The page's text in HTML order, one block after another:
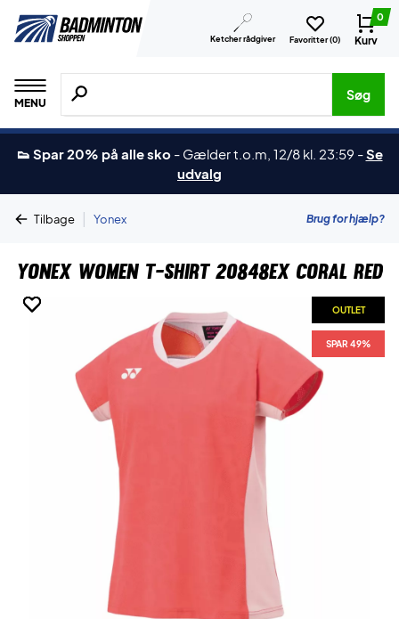
Ketcher rådgiver Favoritter (0)
0
Kurv
MENU
Søg efter produkter, mærker etc.
Søg
👟 Spar 20% på alle sko - Gælder t.o.m, 12/8 kl. 23:59 -Se
udvalg
Tilbage | Yonex Brug for hjælp?
Yonex Women T-shirt 20848EX Coral Red
OUTLET
SPAR 49%
OUTLET
SPAR 49%
OUTLET
SPAR 49%
OUTLET
SPAR 49%